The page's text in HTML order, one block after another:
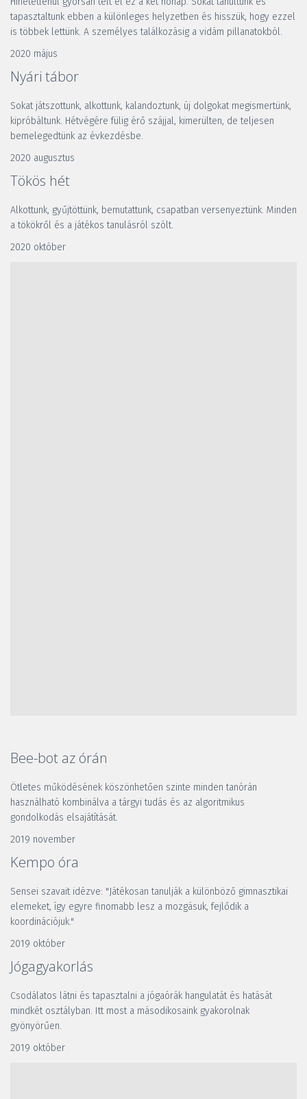
tapasztaltunk ebben a különleges helyzetben és hisszük, hogy ezzel
is többek lettünk. A személyes találkozásig a vidám pillanatokból.
2020 május
Nyári tábor
Sokat játszottunk, alkottunk, kalandoztunk, új dolgokat megismertünk,
kipróbáltunk. Hétvégére fülig érő szájjal, kimerülten, de teljesen
bemelegedtünk az évkezdésbe.
2020 augusztus
Tökös hét
Alkottunk, gyűjtöttünk, bemutattunk, csapatban versenyeztünk. Minden
a tökökről és a játékos tanulásról szólt.
2020 október
Bee-bot az órán
Ötletes működésének köszönhetően szinte minden tanórán
használható kombinálva a tárgyi tudás és az algoritmikus
gondolkodás elsajátítását.
2019 november
Kempo óra
Sensei szavait idézve: "Játékosan tanulják a különböző gimnasztikai
elemeket, így egyre finomabb lesz a mozgásuk, fejlődik a
koordinációjuk."
2019 október
Jógagyakorlás
Csodálatos látni és tapasztalni a jógaórák hangulatát és hatását
mindkét osztályban. Itt most a másodikosaink gyakorolnak
gyönyörűen.
2019 október